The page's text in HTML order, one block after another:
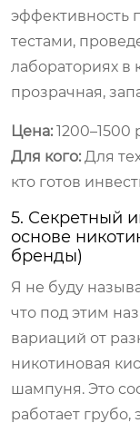
эффективность
тестами,
лабораториях в
прозрачная,
Цена: 1200–1500
Для кого: Для
кто готов
5. Секретный
основе
бренды)
Я не буду
что под этим
вариаций от
никотиновая
шампуня. Это
работает